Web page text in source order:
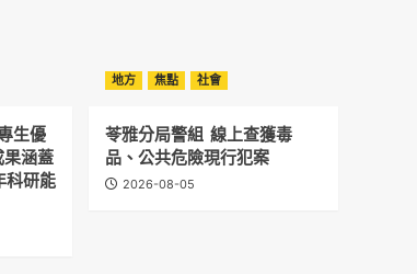
生優
果涵蓋
科研能
地方 焦點 社會
苓雅分局警組 線上查獲毒
品、公共危險現行犯案
2026-08-05